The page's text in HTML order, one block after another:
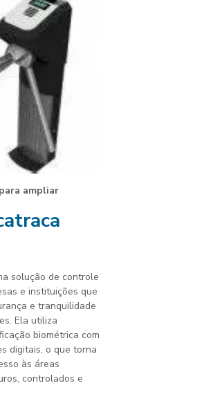
ampliar
solução de controle
e instituições que
e tranquilidade
Ela utiliza
biométrica com
digitais, o que torna
às áreas
controlados e